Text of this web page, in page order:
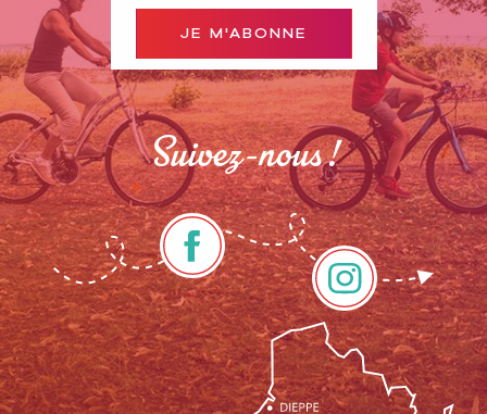
Description
Prestations
JE M'ABONNE
Suivez-nous !